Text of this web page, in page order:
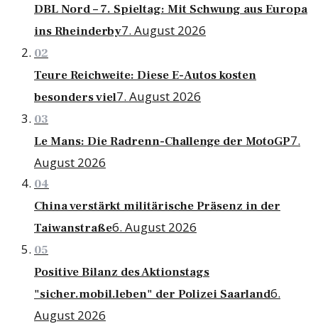
DBL Nord – 7. Spieltag: Mit Schwung aus Europa
ins Rheinderby7. August 2026
02
Teure Reichweite: Diese E-Autos kosten
besonders viel7. August 2026
03
Le Mans: Die Radrenn-Challenge der MotoGP7.
August 2026
04
China verstärkt militärische Präsenz in der
Taiwanstraße6. August 2026
05
Positive Bilanz des Aktionstags
"sicher.mobil.leben" der Polizei Saarland6.
August 2026